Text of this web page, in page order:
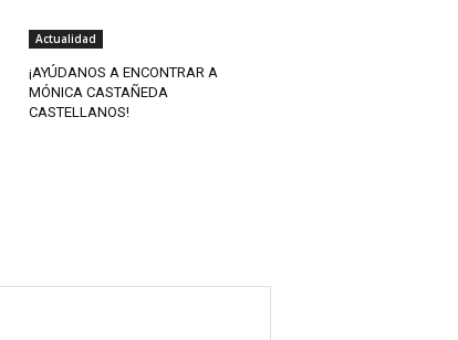
Actualidad
¡AYÚDANOS A ENCONTRAR A
MÓNICA CASTAÑEDA
CASTELLANOS!